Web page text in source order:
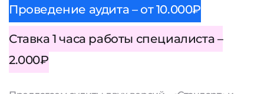
Проведение аудита – от 10.000₽
Ставка 1 часа работы специалиста –
2.000₽